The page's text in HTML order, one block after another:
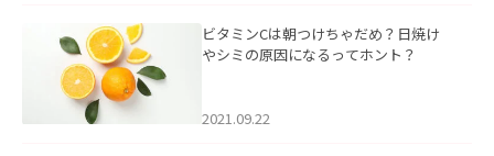
ビタミンCは朝つけちゃだめ？日焼け
やシミの原因になるってホント？
2021.09.22